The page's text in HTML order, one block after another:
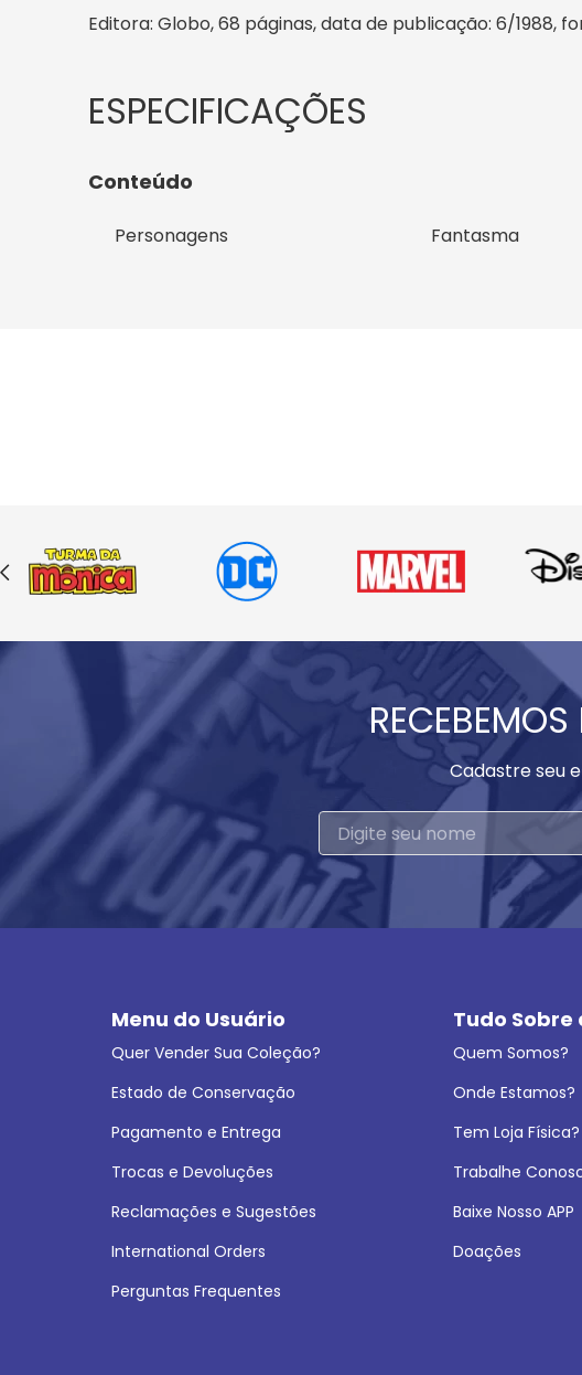
Editora: Globo, 68 páginas, data de publicação: 6/1988,
Conteúdo
Personagens Fantasma
Cadastre seu
Menu do Usuário
Quer Vender Sua Coleção?
Estado de Conservação
Pagamento e Entrega
Trocas e Devoluções
Reclamações e Sugestões
International Orders
Perguntas Frequentes
Tudo Sobre
Quem Somos?
Onde Estamos?
Tem Loja Física?
Trabalhe
Baixe Nosso APP
Doações